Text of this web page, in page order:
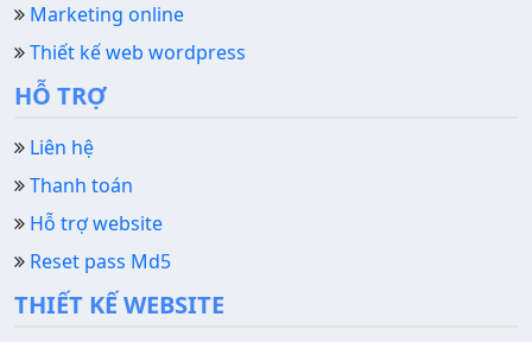
Marketing online
Thiết kế web wordpress
HỖ TRỢ
Liên hệ
Thanh toán
Hỗ trợ website
Reset pass Md5
THIẾT KẾ WEBSITE